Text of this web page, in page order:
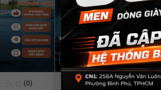
(0)
Mua Ngay
☆☆☆☆☆(0)